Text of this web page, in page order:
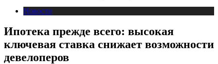
Новости
Ипотека прежде всего: высокая
ключевая ставка снижает возможности
девелоперов